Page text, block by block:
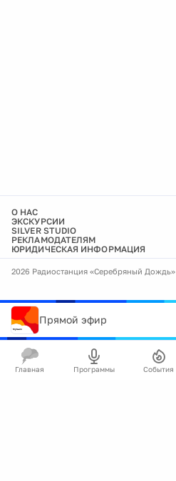
О НАС
ЭКСКУРСИИ
SILVER STUDIO
РЕКЛАМОДАТЕЛЯМ
ЮРИДИЧЕСКАЯ ИНФОРМАЦИЯ
2026 Радиостанция «Серебряный Дождь»
Прямой эфир
Главная Программы События